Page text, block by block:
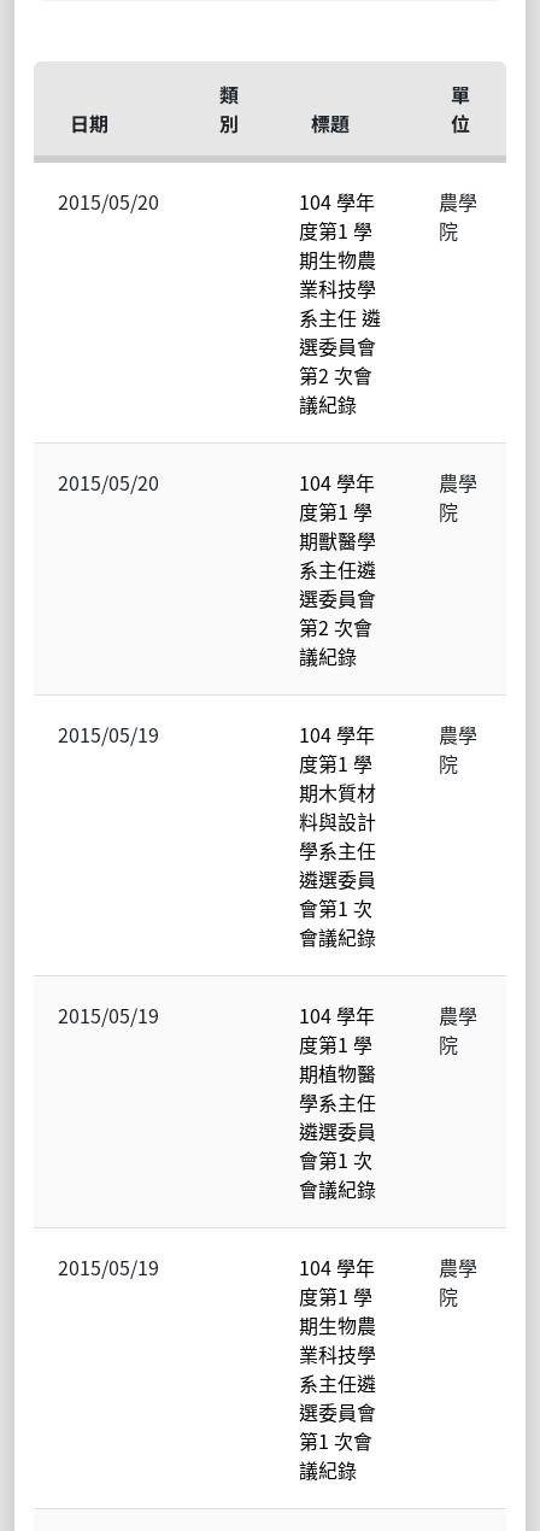
日期
類
別
標題
單
位
2015/05/20
104 學年
度第1 學
期生物農
業科技學
系主任 遴
選委員會
第2 次會
議紀錄
農學
院
2015/05/20
104 學年
度第1 學
期獸醫學
系主任遴
選委員會
第2 次會
議紀錄
農學
院
2015/05/19
104 學年
度第1 學
期木質材
料與設計
學系主任
遴選委員
會第1 次
會議紀錄
農學
院
2015/05/19
104 學年
度第1 學
期植物醫
學系主任
遴選委員
會第1 次
會議紀錄
農學
院
2015/05/19
104 學年
度第1 學
期生物農
業科技學
系主任遴
選委員會
第1 次會
議紀錄
農學
院